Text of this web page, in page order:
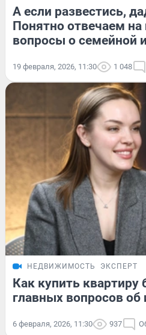
А если развестись,
Понятно отвечаем на
вопросы о семейной
19 февраля, 2026, 11:30 1 048
НЕДВИЖИМОСТЬ ЭКСПЕРТ
Как купить квартиру
главных вопросов об
6 февраля, 2026, 11:30 937